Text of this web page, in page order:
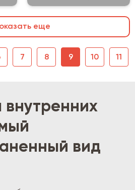
еще
7 8 9 10 11
внутренних
вид